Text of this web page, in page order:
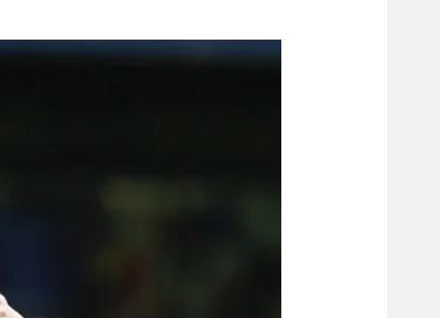
תקנון משתתפים וזוכים בפרסים